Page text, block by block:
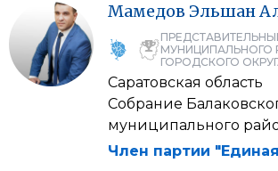
Мамедов Эльшан
МУНИЦИПАЛЬНОГО
ГОРОДСКОГО
Саратовская область
Собрание
муниципального
Член партии